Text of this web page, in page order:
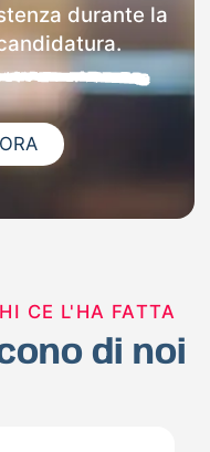
durante la
CE L'HA FATTA
di noi